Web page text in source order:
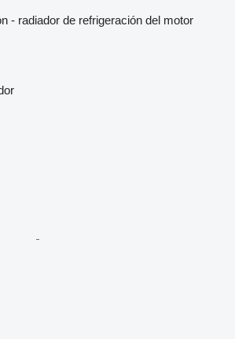
- radiador de refrigeración del motor